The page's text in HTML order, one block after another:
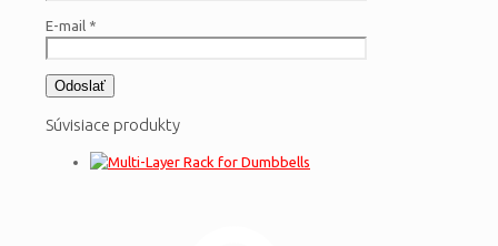
E-mail *
Súvisiace produkty